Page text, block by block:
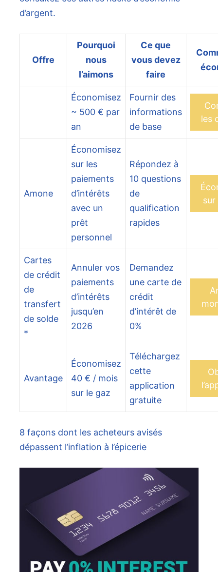
d’argent.
Offre
Pourquoi
nous
l’aimons
Ce que
vous devez
faire
Économisez
~ 500 € par
an
Fournir des
informations
de base
les
Amone
Économisez
sur les
paiements
d’intérêts
avec un
prêt
personnel
Répondez à
10 questions
de
qualification
rapides
sur
Cartes
de crédit
de
transfert
de solde
*
Annuler vos
paiements
d’intérêts
jusqu’en
2026
Demandez
une carte de
crédit
d’intérêt de
0%
Avantage
Économisez
40 € / mois
sur le gaz
Téléchargez
cette
application
gratuite
8 façons dont les acheteurs avisés
dépassent l’inflation à l’épicerie